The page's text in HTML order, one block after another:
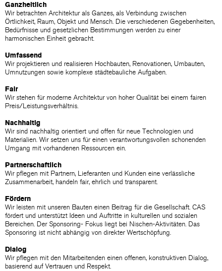
Ganzheitlich
Wir betrachten Architektur als Ganzes, als Verbindung zwischen
Örtlichkeit, Raum, Objekt und Mensch. Die verschiedenen Gegebenheiten,
Bedürfnisse und gesetzlichen Bestimmungen werden zu einer
harmonischen Einheit gebracht.
Umfassend
Wir projektieren und realisieren Hochbauten, Renovationen, Umbauten,
Umnutzungen sowie komplexe städtebauliche Aufgaben.
Fair
Wir stehen für moderne Architektur von hoher Qualität bei einem fairen
Preis/​Leistungsverhältnis.
Nachhaltig
Wir sind nachhaltig orientiert und offen für neue Technologien und
Materialien. Wir setzen uns für einen verantwortungsvollen schonenden
Umgang mit vorhandenen Ressourcen ein.
Partnerschaftlich
Wir pflegen mit Partnern, Lieferanten und Kunden eine verlässliche
Zusammenarbeit, handeln fair, ehrlich und transparent.
Fördern
Wir leisten mit unseren Bauten einen Beitrag für die Gesellschaft. CAS
fördert und unterstützt Ideen und Auftritte in kulturellen und sozialen
Bereichen. Der Sponsoring- Fokus liegt bei Nischen-Aktivitäten. Das
Sponsoring ist nicht abhängig von direkter Wertschöpfung.
Dialog
Wir pflegen mit den Mitarbeitenden einen offenen, konstruktiven Dialog,
basierend auf Vertrauen und Respekt.